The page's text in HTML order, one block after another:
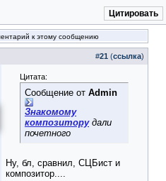
Цитировать
к этому сообщению
#21 (ссылка)
Цитата:
Сообщение от Admin
Знакомому
композиторудали
почетного
Ну, бл, сравнил, СЦБист и
композитор....